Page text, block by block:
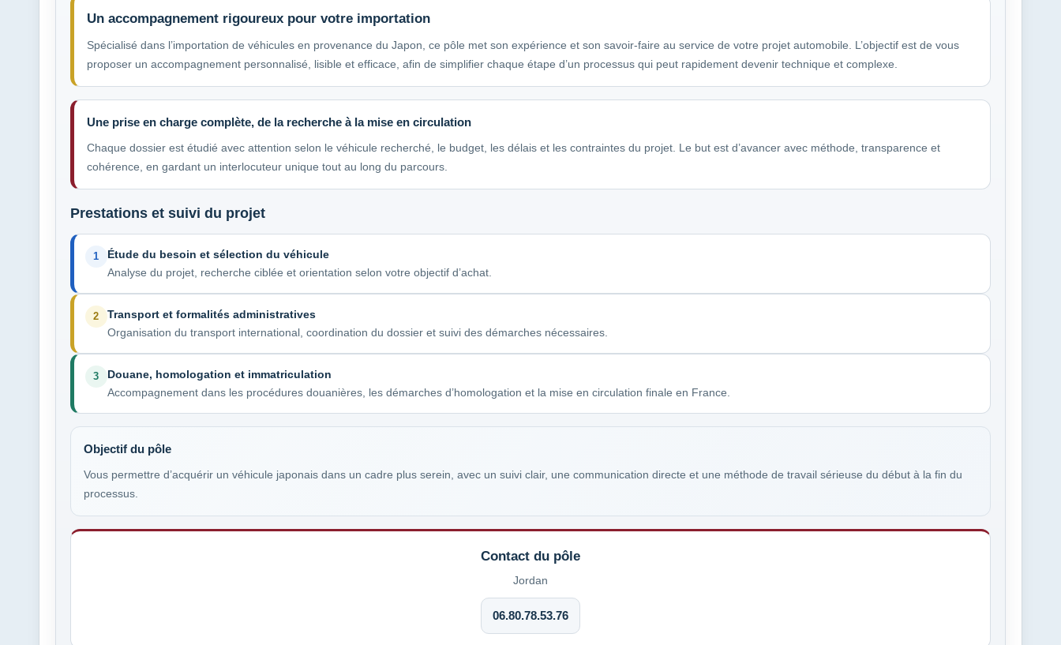
Un accompagnement rigoureux pour votre importation
Spécialisé dans l’importation de véhicules en provenance du Japon, ce pôle met son expérience et son savoir-faire au service de votre projet automobile. L’objectif est de vous
proposer un accompagnement personnalisé, lisible et efficace, afin de simplifier chaque étape d’un processus qui peut rapidement devenir technique et complexe.
Une prise en charge complète, de la recherche à la mise en circulation
Chaque dossier est étudié avec attention selon le véhicule recherché, le budget, les délais et les contraintes du projet. Le but est d’avancer avec méthode, transparence et
cohérence, en gardant un interlocuteur unique tout au long du parcours.
Prestations et suivi du projet
1
Étude du besoin et sélection du véhicule
Analyse du projet, recherche ciblée et orientation selon votre objectif d’achat.
2
Transport et formalités administratives
Organisation du transport international, coordination du dossier et suivi des démarches nécessaires.
3
Douane, homologation et immatriculation
Accompagnement dans les procédures douanières, les démarches d’homologation et la mise en circulation finale en France.
Objectif du pôle
Vous permettre d’acquérir un véhicule japonais dans un cadre plus serein, avec un suivi clair, une communication directe et une méthode de travail sérieuse du début à la fin du
processus.
Contact du pôle
Jordan
06.80.78.53.76